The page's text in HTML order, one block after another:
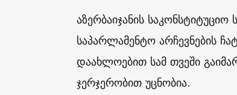
აზერბაიჯანის
საპარლამენტო არჩევნების
დაახლოებით სამ თვეში
ჯერჯერობით უცნობია.